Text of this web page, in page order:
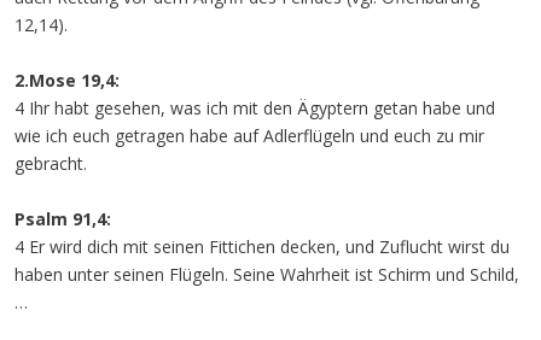
12,14).
2.Mose 19,4:
4 Ihr habt gesehen, was ich mit den Ägyptern getan habe und
wie ich euch getragen habe auf Adlerflügeln und euch zu mir
gebracht.
Psalm 91,4:
4 Er wird dich mit seinen Fittichen decken, und Zuflucht wirst du
haben unter seinen Flügeln. Seine Wahrheit ist Schirm und Schild,
…